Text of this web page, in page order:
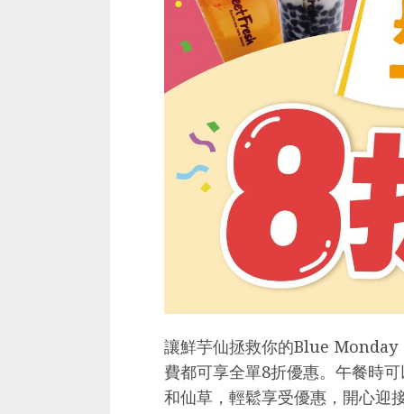
讓鮮芋仙拯救你的Blue Monday
費都可享全單8折優惠。午餐時
和仙草，輕鬆享受優惠，開心迎